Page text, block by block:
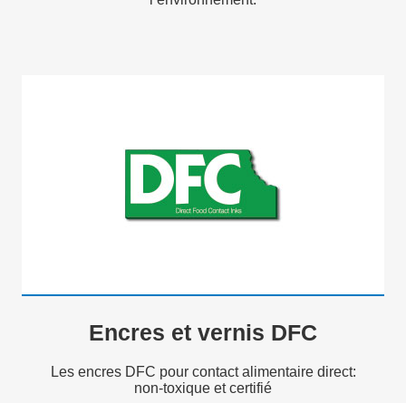
Encres et vernis DFC
Les encres DFC pour contact alimentaire direct:
non-toxique et certifié